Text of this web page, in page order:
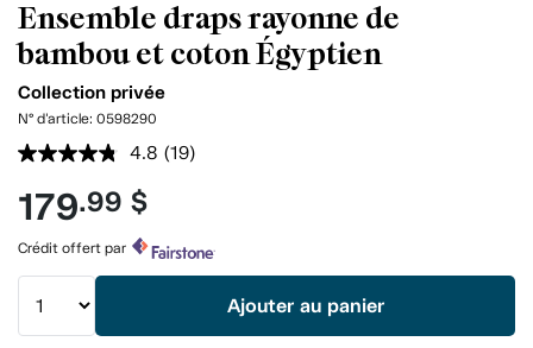
Ensemble draps rayonne de
bambou et coton Égyptien
Collection privée
N° d'article: 0598290
4.8 Lire
vers
la
(19)
179.99 $
Crédit offert par
Ajouter au panier